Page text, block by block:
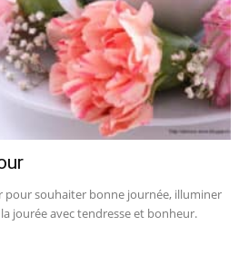
pour souhaiter bonne journée, illuminer
jourée avec tendresse et bonheur.